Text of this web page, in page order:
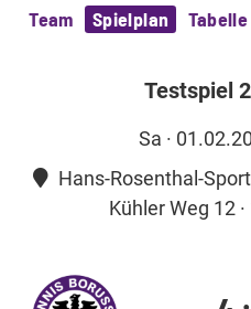
Team
Spielplan Tabelle
Testspiel
Sa ·
Hans-Rosenthal-
Kühler Weg 12